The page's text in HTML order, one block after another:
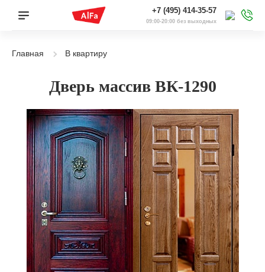
+7 (495) 414-35-57
09:00-20:00 без выходных
Главная В квартиру
Дверь массив ВК-1290